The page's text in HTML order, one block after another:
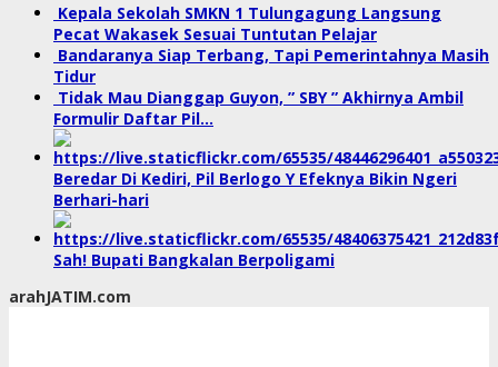
Kepala Sekolah SMKN 1 Tulungagung Langsung
Pecat Wakasek Sesuai Tuntutan Pelajar
Bandaranya Siap Terbang, Tapi Pemerintahnya Masih
Tidur
Tidak Mau Dianggap Guyon, ” SBY ” Akhirnya Ambil
Formulir Daftar Pil…
Beredar Di Kediri, Pil Berlogo Y Efeknya Bikin Ngeri
Berhari-hari
Sah! Bupati Bangkalan Berpoligami
arahJATIM.com